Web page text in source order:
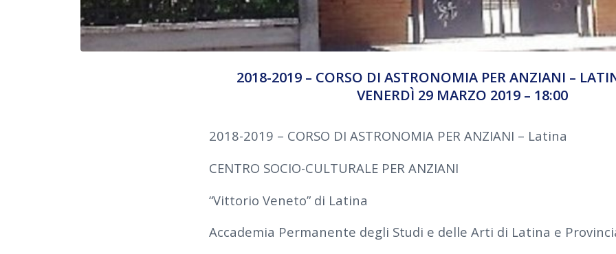
2018-2019 – CORSO DI ASTRONOMIA PER ANZIANI –
VENERDÌ 29 MARZO 2019 – 18:00
2018-2019 – CORSO DI ASTRONOMIA PER ANZIANI – Latina
CENTRO SOCIO-CULTURALE PER ANZIANI
“Vittorio Veneto” di Latina
Accademia Permanente degli Studi e delle Arti di Latina e